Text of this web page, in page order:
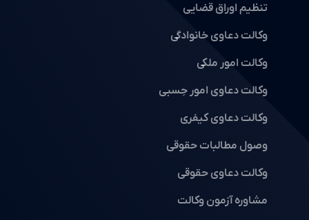
تنظیم اوراق قضایی
وکالت دعاوی خانوادگی
وکالت امور ملکی
وکالت دعاوی امور حِسبی
وکالت دعاوی کیفری
وصول مطالبات حقوقی
وکالت دعاوی حقوقی
مشاوره آزمون وکالت